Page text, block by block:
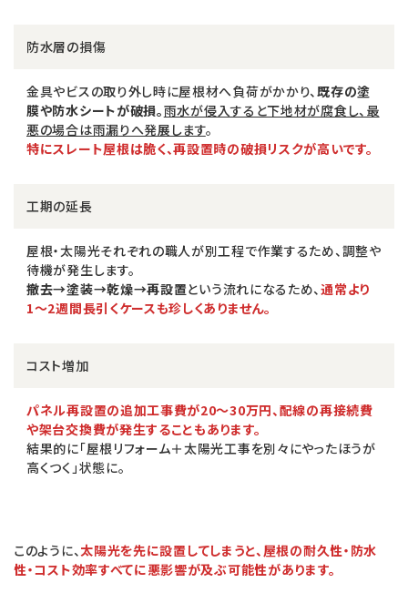
防水層の損傷
金具やビスの取り外し時に屋根材へ負荷がかかり、既存の塗
膜や防水シートが破損。雨水が侵入すると下地材が腐食し、最
悪の場合は雨漏りへ発展します。
特にスレート屋根は脆く、再設置時の破損リスクが高いです。
工期の延長
屋根・太陽光それぞれの職人が別工程で作業するため、調整や
待機が発生します。
撤去→塗装→乾燥→再設置という流れになるため、通常より
1〜2週間長引くケースも珍しくありません。
コスト増加
パネル再設置の追加工事費が20〜30万円、配線の再接続費
や架台交換費が発生することもあります。
結果的に「屋根リフォーム＋太陽光工事を別々にやったほうが
高くつく」状態に。
このように、太陽光を先に設置してしまうと、屋根の耐久性・防水
性・コスト効率すべてに悪影響が及ぶ可能性があります。